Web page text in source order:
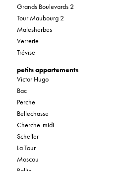
Grands Boulevards 2
Tour Maubourg 2
Malesherbes
Verrerie
Trévise
petits appartements
Victor Hugo
Bac
Perche
Bellechasse
Cherche-midi
Scheffer
La Tour
Moscou